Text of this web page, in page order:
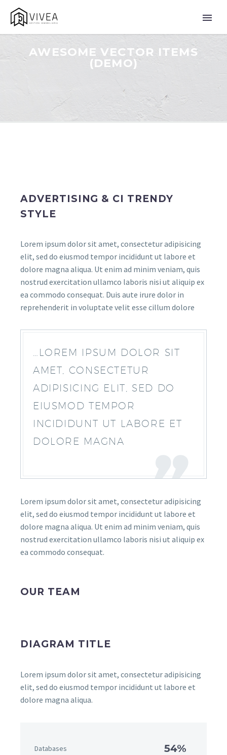
AWESOME VECTOR ITEMS
(DEMO)
ADVERTISING & CI TRENDY
STYLE
Lorem ipsum dolor sit amet, consectetur adipisicing
elit, sed do eiusmod tempor incididunt ut labore et
dolore magna aliqua. Ut enim ad minim veniam, quis
nostrud exercitation ullamco laboris nisi ut aliquip ex
ea commodo consequat. Duis aute irure dolor in
reprehenderit in voluptate velit esse cillum dolore
…LOREM IPSUM DOLOR SIT
AMET, CONSECTETUR
ADIPISICING ELIT, SED DO
EIUSMOD TEMPOR
INCIDIDUNT UT LABORE ET
DOLORE MAGNA
Lorem ipsum dolor sit amet, consectetur adipisicing
elit, sed do eiusmod tempor incididunt ut labore et
dolore magna aliqua. Ut enim ad minim veniam, quis
nostrud exercitation ullamco laboris nisi ut aliquip ex
ea commodo consequat.
OUR TEAM
DIAGRAM TITLE
Lorem ipsum dolor sit amet, consectetur adipisicing
elit, sed do eiusmod tempor incididunt ut labore et
dolore magna aliqua.
Databases 54%